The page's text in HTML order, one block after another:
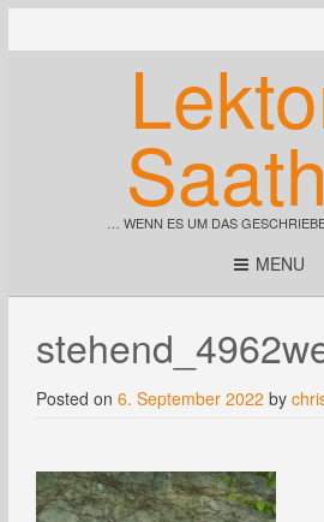
… WENN ES UM DAS
MENU
Posted on 6. September 2022 by